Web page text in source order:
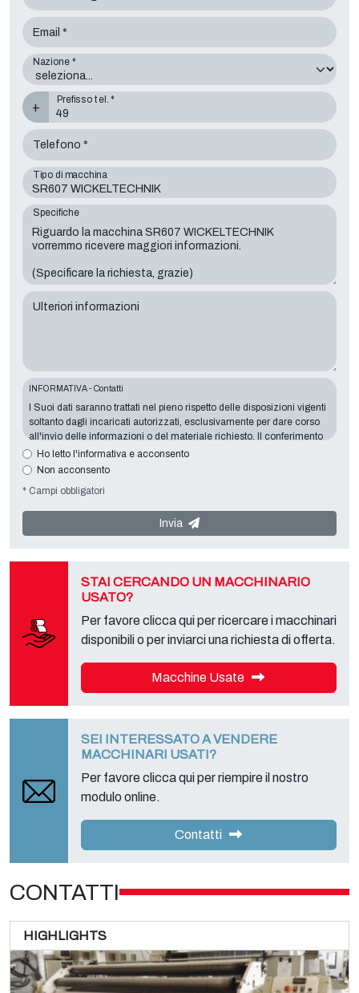
Email *
Nazione *
+
Prefisso tel. *
Telefono *
Tipo di macchina
Specifiche
Ulteriori informazioni
INFORMATIVA - Contatti
I Suoi dati saranno trattati nel pieno rispetto delle disposizioni vigenti
soltanto dagli incaricati autorizzati, esclusivamente per dare corso
all'invio delle informazioni o del materiale richiesto. Il conferimento
dei dati è indispensabile in relazione alle finalità sopra esposte, il
mancato conferimento comporterà l’impossibilità di contattarla e di
Converting 2000 S.r.l.
rivolgersi al "Servizio Privacy" presso il titolare del trattamento per
esercitare i diritti previsti e per ottenere l’informativa completa,
Ho letto l'informativa e acconsento
Non acconsento
* Campi obbligatori
Invia
STAI CERCANDO UN MACCHINARIO
USATO?
Per favore clicca qui per ricercare i macchinari
disponibili o per inviarci una richiesta di offerta.
Macchine Usate
SEI INTERESSATO A VENDERE
MACCHINARI USATI?
Per favore clicca qui per riempire il nostro
modulo online.
Contatti
CONTATTI
HIGHLIGHTS